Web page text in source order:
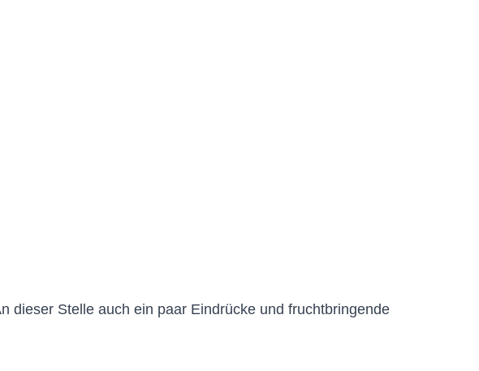
dieser Stelle auch ein paar Eindrücke und fruchtbringende